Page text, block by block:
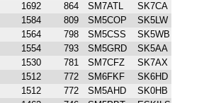
1692 864 SM7ATL
SK7CA
1584 809 SM5COP
SK5LW
1564 798 SM5CSS
SK5WB
1554 793 SM5GRD
SK5AA
1530 781 SM7CFZ
SK7AX
1512 772 SM6FKF
SK6HD
1512 772 SM5AHD
SK0HB